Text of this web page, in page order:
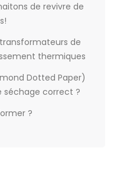
de revivre de
de
thermiques
Dotted Paper)
séchage correct ?
?